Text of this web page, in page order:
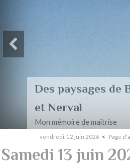
Des paysages de
et Nerval
Mon mémoire de maîtrise
vendredi, 12 juin 2026 Page
Samedi 13 juin